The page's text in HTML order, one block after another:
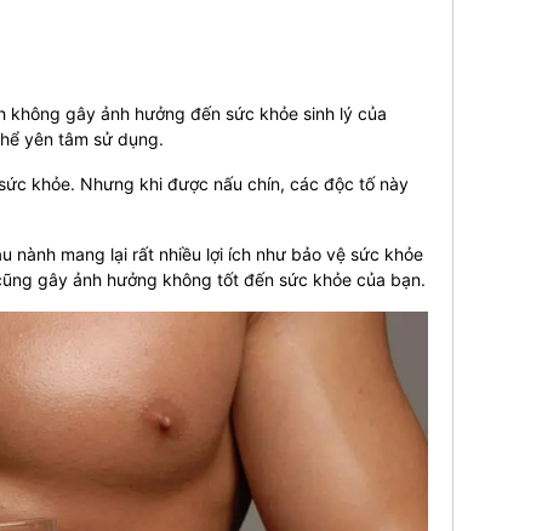
gây ảnh hưởng đến sức khỏe sinh lý của
yên tâm sử dụng.
khỏe. Nhưng khi được nấu chín, các độc tố này
nành mang lại rất nhiều lợi ích như bảo vệ sức khỏe
gây ảnh hưởng không tốt đến sức khỏe của bạn.